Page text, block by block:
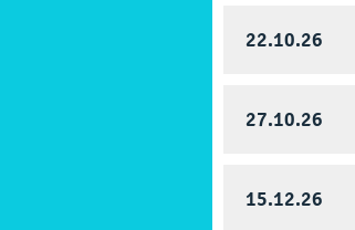
22.10.26
27.10.26
15.12.26